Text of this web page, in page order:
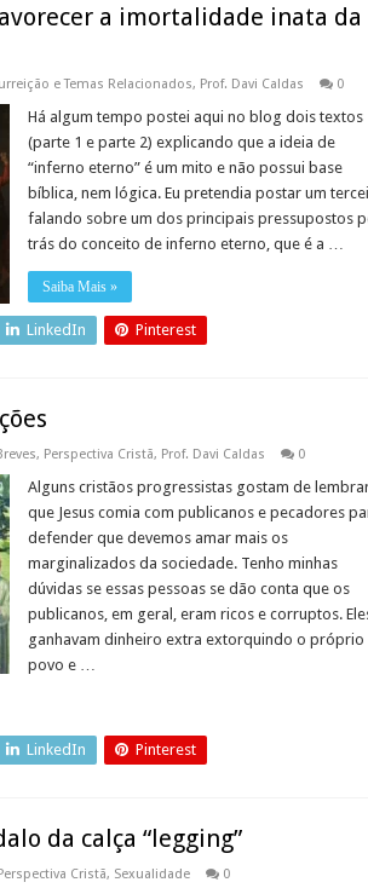
a imortalidade inata da
e Temas Relacionados, Prof. Davi Caldas 0
Há algum tempo postei aqui no blog dois textos
(parte 1 e parte 2) explicando que a ideia de
“inferno eterno” é um mito e não possui base
bíblica, nem lógica. Eu pretendia postar um
falando sobre um dos principais pressupostos
trás do conceito de inferno eterno, que é a …
Saiba Mais »
LinkedIn Pinterest
, Perspectiva Cristã, Prof. Davi Caldas 0
Alguns cristãos progressistas gostam de
que Jesus comia com publicanos e pecadores
defender que devemos amar mais os
marginalizados da sociedade. Tenho minhas
dúvidas se essas pessoas se dão conta que os
publicanos, em geral, eram ricos e corruptos.
ganhavam dinheiro extra extorquindo o próprio
povo e …
LinkedIn Pinterest
da calça “legging”
Cristã, Sexualidade 0